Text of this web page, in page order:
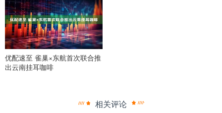
优配速至 雀巢×东航首次联合推
出云南挂耳咖啡
相关评论